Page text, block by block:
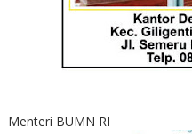
Menteri BUMN RI